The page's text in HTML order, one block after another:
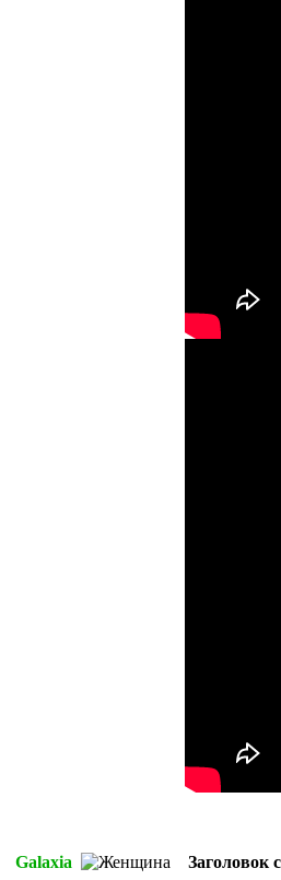
Galaxia Заголовок